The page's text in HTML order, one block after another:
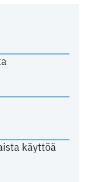
käyttöä